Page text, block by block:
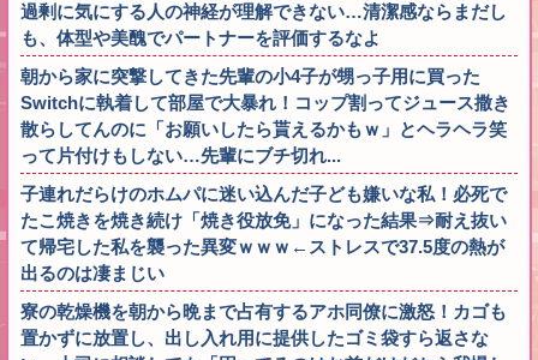
過剰に気にする人の神経が理解できない…清潔感ならまだし
も、体型や美醜でパートナーを評価するなよ
朝から家に突撃してきた先輩の小4子が甥っ子用に買った
Switchに執着して部屋で大暴れ！コップ割ってジュース撒き
散らしてんのに「お願いしたら貰えるかもｗ」とヘラヘラ笑
って片付けもしない…先輩にブチ切れ...
子連れだらけのホムパに迷い込んだ子ども嫌いな私！必死で
たこ焼きを焼き続け「焼き役放免」になった結果⇒耐え抜い
て帰宅した私を襲った異変ｗｗｗ←ストレスで37.5度の熱が
出るのは凄まじい
寮の乾燥機を朝から晩まで占有するアホ同僚に激怒！カゴも
置かずに放置し、出し入れ用に提供したゴミ袋すら返さな